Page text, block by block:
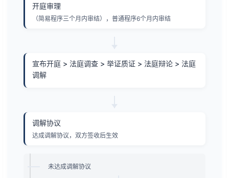
开庭审理
（简易程序三个月内审结），普通程序6个月内审结
宣布开庭 > 法庭调查 > 举证质证 > 法庭辩论 > 法庭
调解
调解协议
达成调解协议，双方签收后生效
未达成调解协议